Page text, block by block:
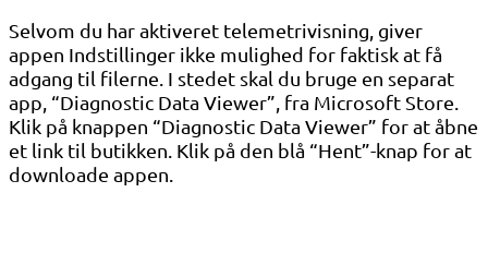
Selvom du har aktiveret telemetrivisning, giver
appen Indstillinger ikke mulighed for faktisk at få
adgang til filerne. I stedet skal du bruge en separat
app, “Diagnostic Data Viewer”, fra Microsoft Store.
Klik på knappen “Diagnostic Data Viewer” for at åbne
et link til butikken. Klik på den blå “Hent”-knap for at
downloade appen.